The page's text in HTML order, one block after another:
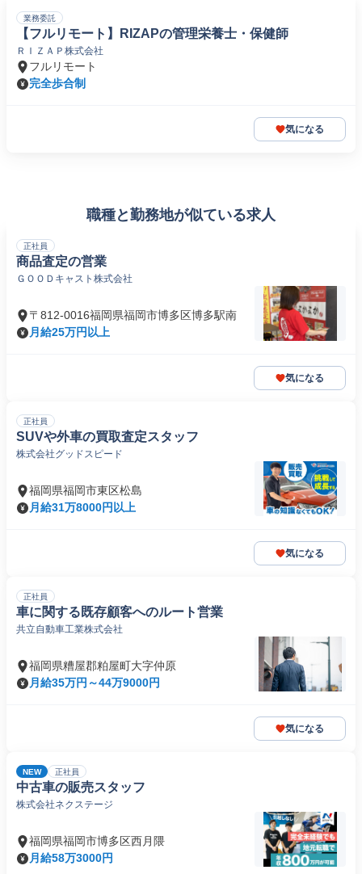
業務委託
【フルリモート】RIZAPの管理栄養士・保健師
ＲＩＺＡＰ株式会社
フルリモート
完全歩合制
気になる
職種と勤務地が似ている求人
正社員
商品査定の営業
ＧＯＯＤキャスト株式会社
〒812-0016福岡県福岡市博多区博多駅南
月給25万円以上
気になる
正社員
SUVや外車の買取査定スタッフ
株式会社グッドスピード
福岡県福岡市東区松島
月給31万8000円以上
気になる
正社員
車に関する既存顧客へのルート営業
共立自動車工業株式会社
福岡県糟屋郡粕屋町大字仲原
月給35万円～44万9000円
気になる
NEW 正社員
中古車の販売スタッフ
株式会社ネクステージ
福岡県福岡市博多区西月隈
月給58万3000円